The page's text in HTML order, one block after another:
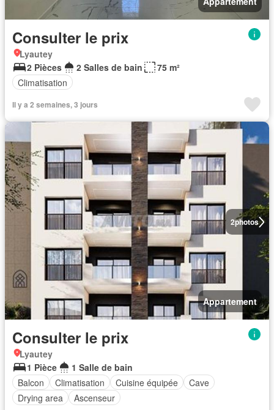
Consulter le prix
Lyautey
2 Pièces
2 Salles de bain
75 m²
Climatisation
Il y a 2 semaines, 3 jours
2photos
Appartement
Consulter le prix
Lyautey
1 Pièce
1 Salle de bain
Balcon
Climatisation Cuisine équipée
Cave
Drying area
Ascenseur